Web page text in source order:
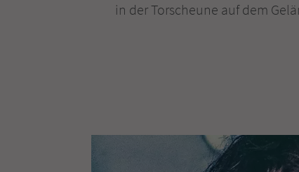
in der Torscheune auf dem